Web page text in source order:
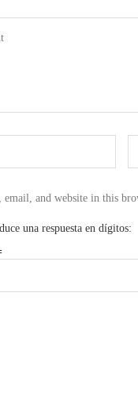
email, and website in this
una respuesta en dígitos: